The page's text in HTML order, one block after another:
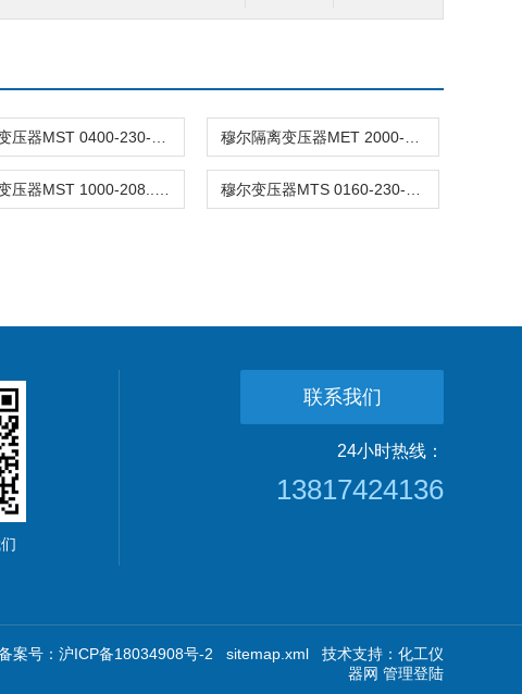
联系我们
24小时热线：
13817424136
案号：沪ICP备18034908号-2 sitemap.xml 技术支持： 化工仪
器网 管理登陆